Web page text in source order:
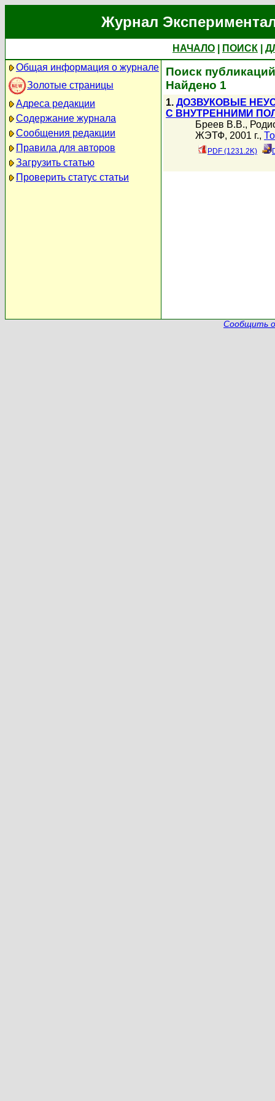
Журнал
НАЧАЛО ПОИСК
Общая информация о журнале
Золотые страницы
Адреса редакции
Содержание журнала
Сообщения редакции
Правила для авторов
Загрузить статью
Проверить статус статьи
Поиск
Найдено 1
1. ДОЗВУКОВЫЕ
С ВНУТРЕННИМИ
Бреев В.В.,
ЖЭТФ, 2001 г.,
PDF (1231.2K)
Сообщить о